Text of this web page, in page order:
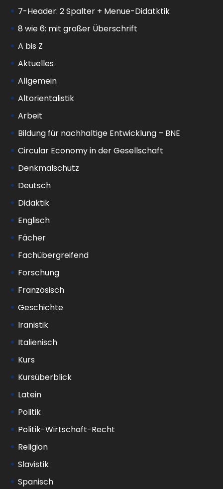
7-Header: 2 Spalter + Menue-Didatktik
8 wie 6: mit großer Überschrift
A bis Z
Aktuelles
Allgemein
Altorientalistik
Arbeit
Bildung für nachhaltige Entwicklung – BNE
Circular Economy in der Gesellschaft
Denkmalschutz
Deutsch
Didaktik
Englisch
Fächer
Fachübergreifend
Forschung
Französisch
Geschichte
Iranistik
Italienisch
Kurs
Kursüberblick
Latein
Politik
Politik-Wirtschaft-Recht
Religion
Slavistik
Spanisch